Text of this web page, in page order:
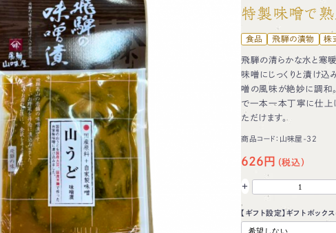
特製味噌で熟
食品 飛騨の漬物 株
飛騨の清らかな水と寒
味噌にじっくりと漬け込
噌の風味が絶妙に調和
で一本一本丁寧に仕上
ただけます。
商品コード： 山味屋-32
626円
+
【ギフト設定】ギフトボック